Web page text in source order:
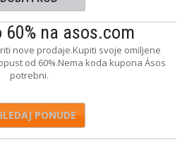
60% na asos.com
nove prodaje.Kupiti svoje omiljene
od 60%.Nema koda kupona Ásos
potrebni.
PONUDE